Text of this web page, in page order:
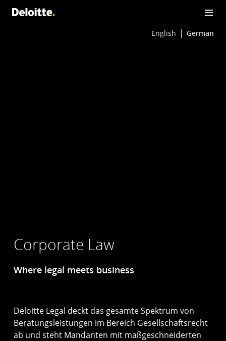
English German
Corporate Law
Where legal meets business
Deloitte Legal deckt das gesamte Spektrum von
Beratungs­leistungen im Bereich Gesell­schafts­recht
ab und steht Mandanten mit maßgeschneiderten